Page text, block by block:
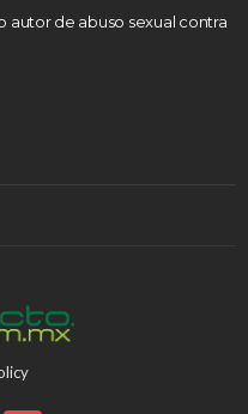
autor de abuso sexual contra